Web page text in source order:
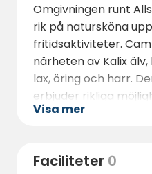
Omgivningen runt
rik på natursköna
fritidsaktiviteter.
närheten av Kalix
lax, öring och harr.
erbjuder rikliga
svampplockning.
visa sig, vilket
Visa mer
Faciliteter 0